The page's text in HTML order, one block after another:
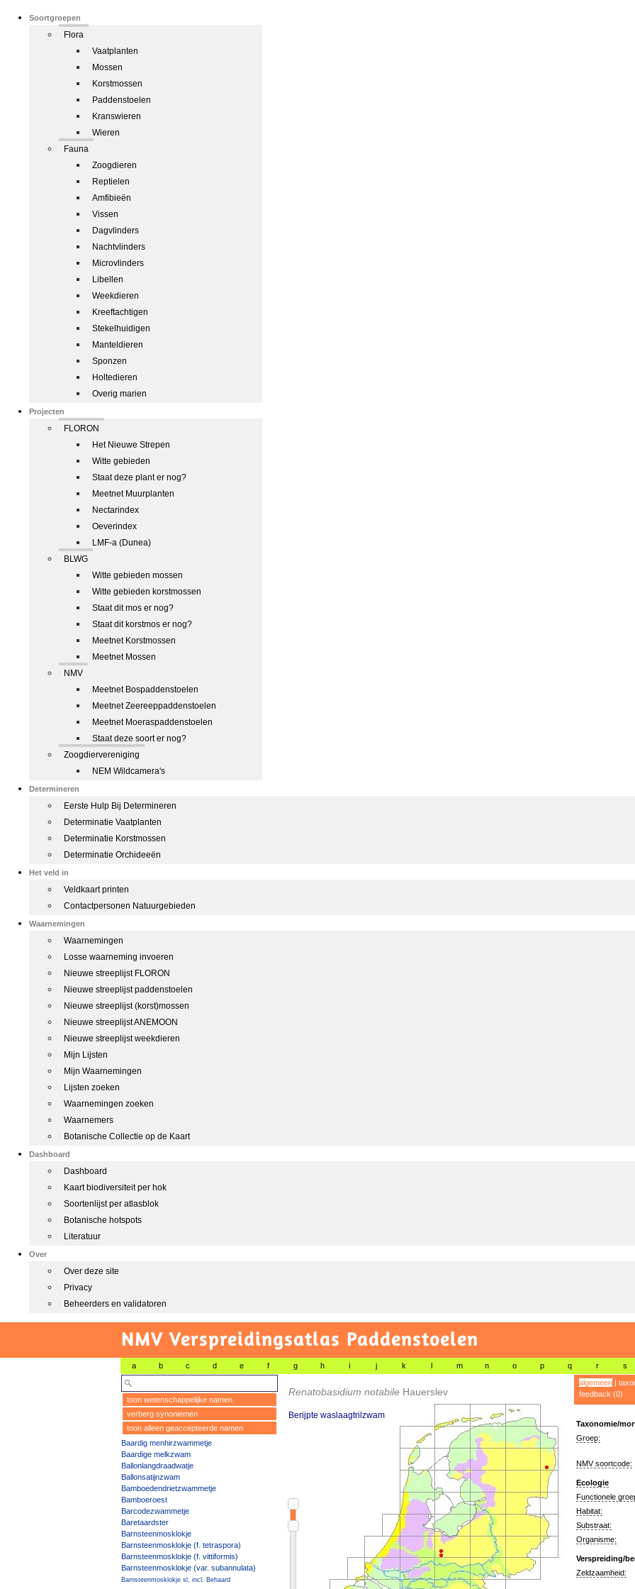
Soortgroepen
Flora
Vaatplanten
Mossen
Korstmossen
Paddenstoelen
Kranswieren
Wieren
Fauna
Zoogdieren
Reptielen
Amfibieën
Vissen
Dagvlinders
Nachtvlinders
Microvlinders
Libellen
Weekdieren
Kreeftachtigen
Stekelhuidigen
Manteldieren
Sponzen
Holtedieren
Overig marien
Projecten
FLORON
Het Nieuwe Strepen
Witte gebieden
Staat deze plant er nog?
Meetnet Muurplanten
Nectarindex
Oeverindex
LMF-a (Dunea)
BLWG
Witte gebieden mossen
Witte gebieden korstmossen
Staat dit mos er nog?
Staat dit korstmos er nog?
Meetnet Korstmossen
Meetnet Mossen
NMV
Meetnet Bospaddenstoelen
Meetnet Zeereeppaddenstoelen
Meetnet Moeraspaddenstoelen
Staat deze soort er nog?
Zoogdiervereniging
NEM Wildcamera's
Determineren
Eerste Hulp Bij Determineren
Determinatie Vaatplanten
Determinatie Korstmossen
Determinatie Orchideeën
Het veld in
Veldkaart printen
Contactpersonen Natuurgebieden
Waarnemingen
Waarnemingen
Losse waarneming invoeren
Nieuwe streeplijst FLORON
Nieuwe streeplijst paddenstoelen
Nieuwe streeplijst (korst)mossen
Nieuwe streeplijst ANEMOON
Nieuwe streeplijst weekdieren
Mijn Lijsten
Mijn Waarnemingen
Lijsten zoeken
Waarnemingen zoeken
Waarnemers
Botanische Collectie op de Kaart
Dashboard
Dashboard
Kaart biodiversiteit per hok
Soortenlijst per atlasblok
Botanische hotspots
Literatuur
Over
Over deze site
Privacy
Beheerders en validatoren
NMV Verspreidingsatlas Paddenstoelen
a b c d e f g h i j k l m n o p q r s
toon wetenschappelijke namen
verberg synoniemen
toon alleen geaccepteerde namen
Baardig menhirzwammetje
Baardige melkzwam
Ballonlangdraadwatje
Ballonsatijnzwam
Bamboedendrietzwammetje
Bamboeroest
Barcodezwammetje
Baretaardster
Barnsteenmosklokje
Barnsteenmosklokje (f. tetraspora)
Barnsteenmosklokje (f. vittiformis)
Barnsteenmosklokje (var. subannulata)
Barnsteenmosklokje sl, incl. Behaard
Renatobasidium notabile Hauerslev
Berijpte waslaagtrilzwam
algemeen|
feedback (0)
Taxonomie/
Groep:
NMV soortcode:
Ecologie
Functionele
Habitat:
Substraat:
Organisme:
Verspreiding/
Zeldzaamheid: